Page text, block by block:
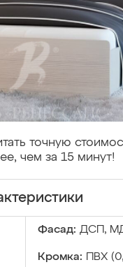
точную
чем за 15 минут!
Фасад: ДСП,
Кромка: ПВХ